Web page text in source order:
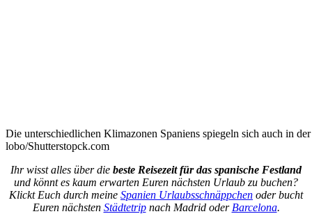
Die unterschiedlichen Klimazonen Spaniens spiegeln sich auch in
lobo/Shutterstopck.com
Ihr wisst alles über die beste Reisezeit für das spanische Festland
und könnt es kaum erwarten Euren nächsten Urlaub zu buchen?
Klickt Euch durch meine Spanien Urlaubsschnäppchen oder bucht
Euren nächsten Städtetripnach Madrid oder Barcelona.